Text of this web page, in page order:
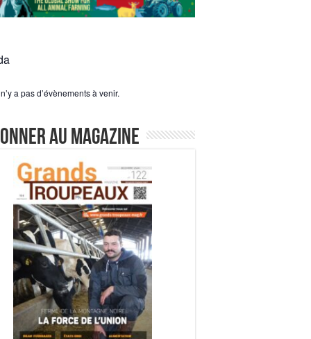
a pas d’évènements à venir.
au magazine